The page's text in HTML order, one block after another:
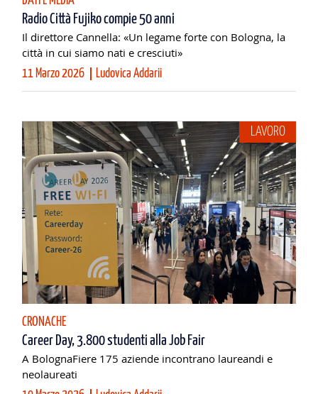
Radio Città Fujiko compie 50 anni
Il direttore Cannella: «Un legame forte con Bologna, la
città in cui siamo nati e cresciuti»
11 Marzo 2026 Ludovica Addarii
CRONACHE
LAVORO
Career Day, 3.800 studenti alla Job Fair
A BolognaFiere 175 aziende incontrano laureandi e
neolaureati